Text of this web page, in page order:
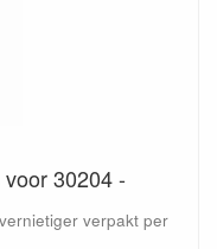
30204 -
verpakt per